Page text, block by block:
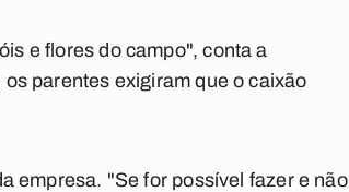
e flores do campo", conta a
parentes exigiram que o caixão
empresa. "Se for possível fazer e não